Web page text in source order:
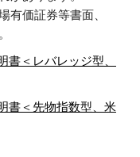
有価証券等書面、
書＜レバレッジ型、
書＜先物指数型、米